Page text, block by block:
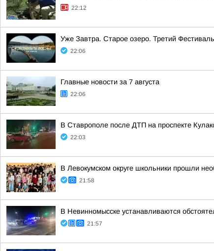
22:12
Уже Завтра. Старое озеро. Третий
22:06
Главные новости за 7 августа
22:06
В Ставрополе после ДТП на проспекте
22:03
В Левокумском округе школьники прошли
21:58
В Невинномысске устанавливаются
21:57